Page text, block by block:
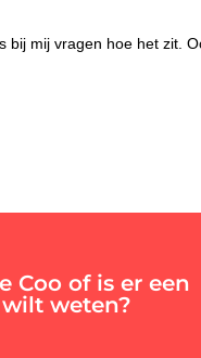
mij vragen hoe het zit.
Coo of is er een
weten?